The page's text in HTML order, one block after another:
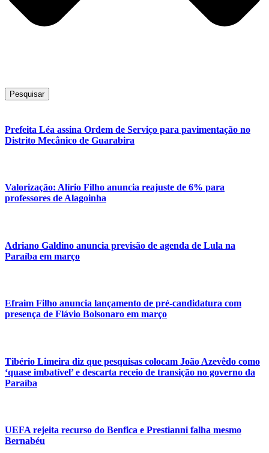
Pesquisar
Prefeita Léa assina Ordem de Serviço para pavimentação no
Distrito Mecânico de Guarabira
Valorização: Alírio Filho anuncia reajuste de 6% para
professores de Alagoinha
Adriano Galdino anuncia previsão de agenda de Lula na
Paraíba em março
Efraim Filho anuncia lançamento de pré-candidatura com
presença de Flávio Bolsonaro em março
Tibério Limeira diz que pesquisas colocam João Azevêdo como
‘quase imbatível’ e descarta receio de transição no governo da
Paraíba
UEFA rejeita recurso do Benfica e Prestianni falha mesmo
Bernabéu